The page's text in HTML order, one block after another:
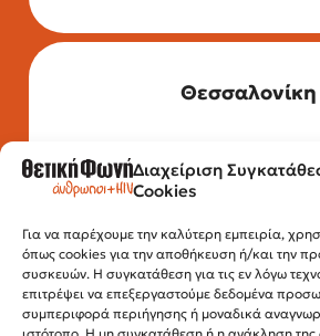
Διαχείριση
Cookies
Για να παρέχουμε την καλύτερη εμπειρία,
όπως cookies για την αποθήκευση ή/και την
συσκευών. Η συγκατάθεση για τις εν λόγω
επιτρέψει να επεξεργαστούμε δεδομένα
συμπεριφορά περιήγησης ή μοναδικά
Θεσσαλονίκη
Τηλέφωνο: 2315 525
Fax: 210 32 15 644
Εγνατίας 112, 3ος
Θεσσαλονίκη
Ώρες
Δευτέρα – Παρασκευή,